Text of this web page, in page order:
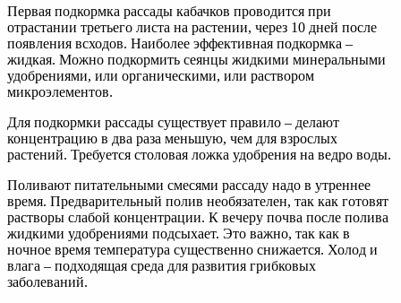
Первая подкормка рассады кабачков проводится при
отрастании третьего листа на растении, через 10 дней после
появления всходов. Наиболее эффективная подкормка –
жидкая. Можно подкормить сеянцы жидкими минеральными
удобрениями, или органическими, или раствором
микроэлементов.
Для подкормки рассады существует правило – делают
концентрацию в два раза меньшую, чем для взрослых
растений. Требуется столовая ложка удобрения на ведро воды.
Поливают питательными смесями рассаду надо в утреннее
время. Предварительный полив необязателен, так как готовят
растворы слабой концентрации. К вечеру почва после полива
жидкими удобрениями подсыхает. Это важно, так как в
ночное время температура существенно снижается. Холод и
влага – подходящая среда для развития грибковых
заболеваний.